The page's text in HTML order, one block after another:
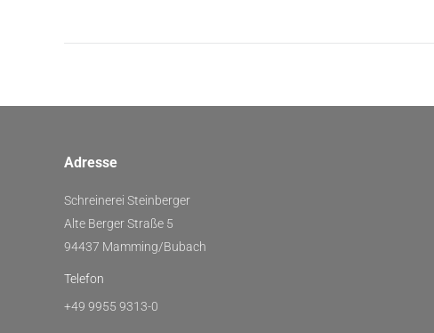
Adresse
Schreinerei Steinberger
Alte Berger Straße 5
94437 Mamming/Bubach
Telefon
+49 9955 9313-0